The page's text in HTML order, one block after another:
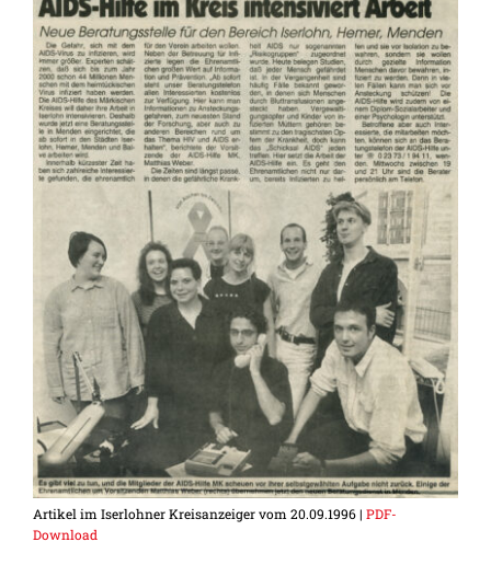
Artikel im Iserlohner Kreisanzeiger vom 20.09.1996 | PDF-
Download